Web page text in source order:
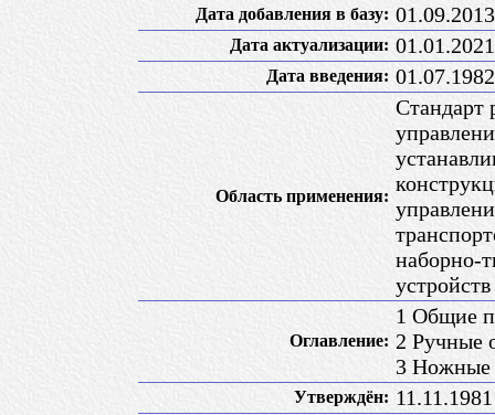
Дата добавления в базу: 01.09.2013
Дата актуализации: 01.01.2021
Дата введения: 01.07.1982
Область применения:
Стандарт
наборно-
Оглавление:
1 Общие
2 Ручные
3 Ножные
Утверждён: